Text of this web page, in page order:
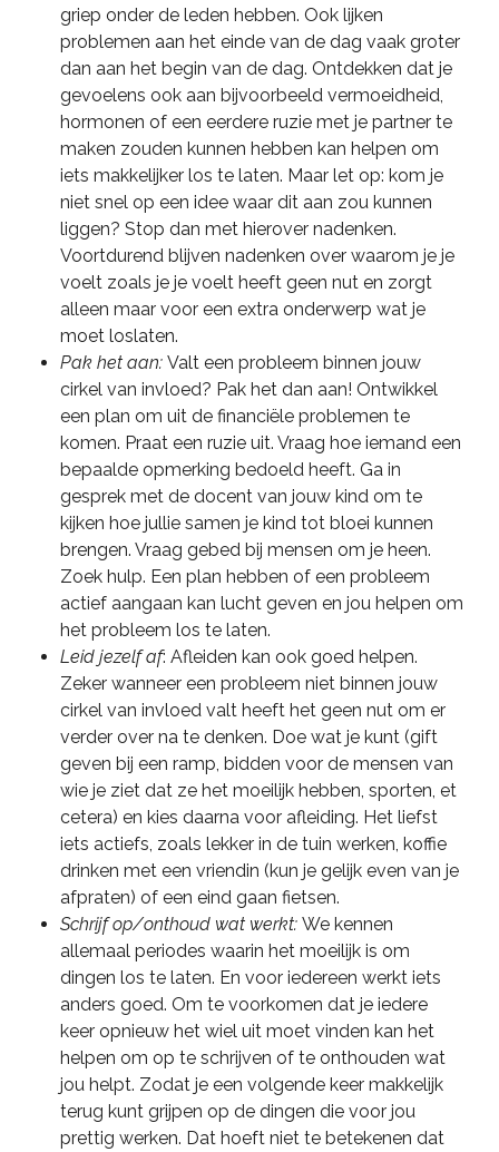
griep onder de leden hebben. Ook lijken
problemen aan het einde van de dag vaak groter
dan aan het begin van de dag. Ontdekken dat je
gevoelens ook aan bijvoorbeeld vermoeidheid,
hormonen of een eerdere ruzie met je partner te
maken zouden kunnen hebben kan helpen om
iets makkelijker los te laten. Maar let op: kom je
niet snel op een idee waar dit aan zou kunnen
liggen? Stop dan met hierover nadenken.
Voortdurend blijven nadenken over waarom je je
voelt zoals je je voelt heeft geen nut en zorgt
alleen maar voor een extra onderwerp wat je
moet loslaten.
Pak het aan: Valt een probleem binnen jouw
cirkel van invloed? Pak het dan aan! Ontwikkel
een plan om uit de financiële problemen te
komen. Praat een ruzie uit. Vraag hoe iemand een
bepaalde opmerking bedoeld heeft. Ga in
gesprek met de docent van jouw kind om te
kijken hoe jullie samen je kind tot bloei kunnen
brengen. Vraag gebed bij mensen om je heen.
Zoek hulp. Een plan hebben of een probleem
actief aangaan kan lucht geven en jou helpen om
het probleem los te laten.
Leid jezelf af: Afleiden kan ook goed helpen.
Zeker wanneer een probleem niet binnen jouw
cirkel van invloed valt heeft het geen nut om er
verder over na te denken. Doe wat je kunt (gift
geven bij een ramp, bidden voor de mensen van
wie je ziet dat ze het moeilijk hebben, sporten, et
cetera) en kies daarna voor afleiding. Het liefst
iets actiefs, zoals lekker in de tuin werken, koffie
drinken met een vriendin (kun je gelijk even van je
afpraten) of een eind gaan fietsen.
Schrijf op/onthoud wat werkt: We kennen
allemaal periodes waarin het moeilijk is om
dingen los te laten. En voor iedereen werkt iets
anders goed. Om te voorkomen dat je iedere
keer opnieuw het wiel uit moet vinden kan het
helpen om op te schrijven of te onthouden wat
jou helpt. Zodat je een volgende keer makkelijk
terug kunt grijpen op de dingen die voor jou
prettig werken. Dat hoeft niet te betekenen dat